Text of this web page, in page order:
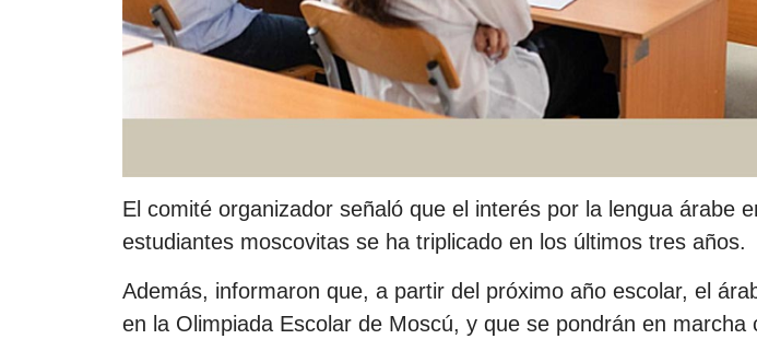
El comité organizador señaló que el interés por la lengua árabe
estudiantes moscovitas se ha triplicado en los últimos tres años.
Además, informaron que, a partir del próximo año escolar, el
en la Olimpiada Escolar de Moscú, y que se pondrán en marcha